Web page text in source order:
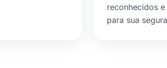
reconhecidos
para sua